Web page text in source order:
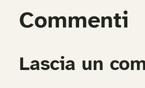
Commenti
Lascia un